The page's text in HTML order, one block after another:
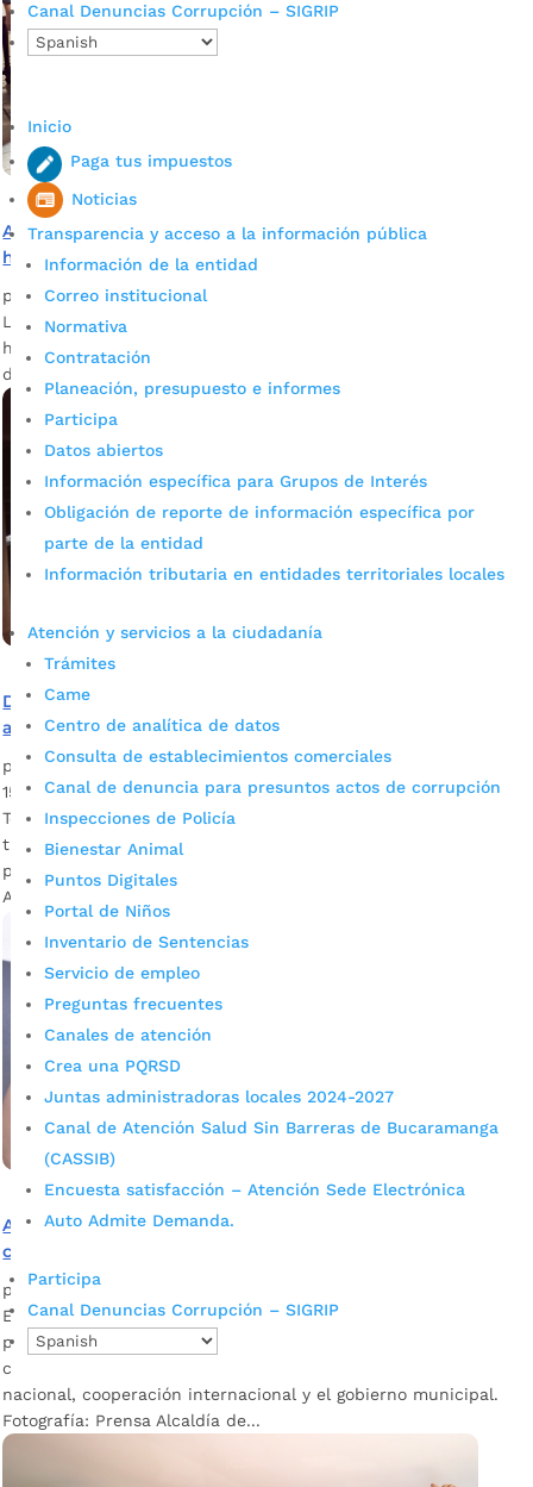
Canal Denuncias Corrupción – SIGRIP
Inicio
Paga tus impuestos
Noticias
Transparencia y acceso a la información pública
Información de la entidad
Correo institucional
Normativa
Contratación
Planeación, presupuesto e informes
Participa
Datos abiertos
Información específica para Grupos de Interés
Obligación de reporte de información específica por
parte de la entidad
Información tributaria en entidades territoriales locales
Atención y servicios a la ciudadanía
Trámites
Came
Centro de analítica de datos
Consulta de establecimientos comerciales
Canal de denuncia para presuntos actos de corrupción
Inspecciones de Policía
Bienestar Animal
Puntos Digitales
Portal de Niños
Inventario de Sentencias
Servicio de empleo
Preguntas frecuentes
Canales de atención
Crea una PQRSD
Juntas administradoras locales 2024-2027
Canal de Atención Salud Sin Barreras de Bucaramanga
(CASSIB)
Encuesta satisfacción – Atención Sede Electrónica
Auto Admite Demanda.
Participa
Canal Denuncias Corrupción – SIGRIP
Alcaldía ha brindado atención a más de 900 personas
habitantes de calle
por admin_prensa|Mar 9, 2025
Las jornadas de autocuidado llevadas a cabo por la Alcaldía
han brindado atención a más de 900 personas habitantes
de calle en Bucaramanga.
Del olvido al escenario: Habitantes en calle conocen el
arte y la magia del Teatro Santander
por Silvia Natalia Fandiño Ardila|Ago 15, 2023|
15 habitantes en calle vivieron su primera experiencia en el
Teatro Santander. Conozca en esta nota la vivencia que
tuvieron y cómo sirven estos espacios culturales en los
procesos de rehabilitación e inclusión. Fotografía: Prensa
Alcaldía de Bucaramanga La...
Alcaldía lidera recorridos para identificar a migrantes en
condición de calle
por Silvia Natalia Fandiño Ardila
Estos recorridos se realizan con el fin de identificar a
personas migrantes que se encuentran en condición de
calle y dar respuesta de sus necesidades entre el gobierno
nacional, cooperación internacional y el gobierno municipal.
Fotografía: Prensa Alcaldía de...